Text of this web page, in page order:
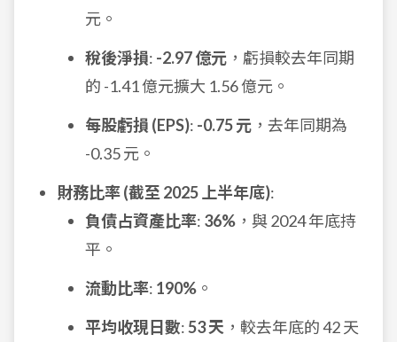
元。
稅後淨損: -2.97 億元 ，虧損較去年同期
的 -1.41 億元擴大 1.56 億元。
每股虧損 (EPS): -0.75 元 ，去年同期為
-0.35 元。
財務比率 (截至 2025 上半年底):
負債占資產比率: 36% ，與 2024 年底持
平。
流動比率: 190% 。
平均收現日數:53 天 ，較去年底的 42 天